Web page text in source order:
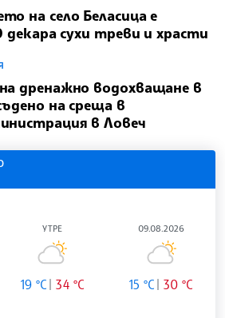
на село Беласица е
декара сухи треви и храсти
дренажно водохващане в
на среща в
в Ловеч
УТРЕ
19 °C 34 °C
09.08.2026
15 °C 30 °C